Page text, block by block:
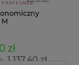
zł
1 137,40 zł